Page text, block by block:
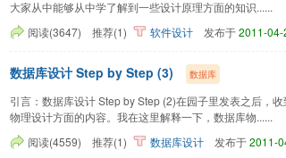
大家从中能够从中学了解到一些设计原理方面的知识......
阅读(3647)
推荐(1) 软件设计 发布于2011-04-
数据库设计 Step by Step (3) 数据库
引言：数据库设计 Step by Step (2)在园子里发表之后，
物理设计方面的内容。我在这里解释一下，数据库物......
阅读(4559)
推荐(1) 数据库设计 发布于2011-